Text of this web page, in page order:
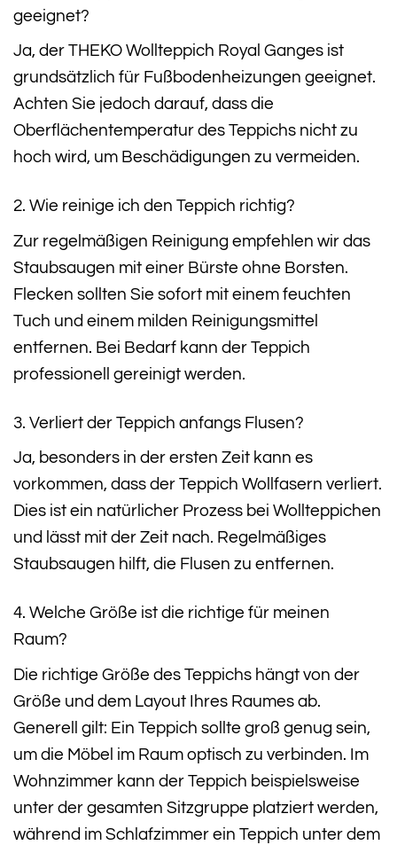
geeignet?
Ja, der THEKO Wollteppich Royal Ganges ist
grundsätzlich für Fußbodenheizungen geeignet.
Achten Sie jedoch darauf, dass die
Oberflächentemperatur des Teppichs nicht zu
hoch wird, um Beschädigungen zu vermeiden.
2. Wie reinige ich den Teppich richtig?
Zur regelmäßigen Reinigung empfehlen wir das
Staubsaugen mit einer Bürste ohne Borsten.
Flecken sollten Sie sofort mit einem feuchten
Tuch und einem milden Reinigungsmittel
entfernen. Bei Bedarf kann der Teppich
professionell gereinigt werden.
3. Verliert der Teppich anfangs Flusen?
Ja, besonders in der ersten Zeit kann es
vorkommen, dass der Teppich Wollfasern verliert.
Dies ist ein natürlicher Prozess bei Wollteppichen
und lässt mit der Zeit nach. Regelmäßiges
Staubsaugen hilft, die Flusen zu entfernen.
4. Welche Größe ist die richtige für meinen
Raum?
Die richtige Größe des Teppichs hängt von der
Größe und dem Layout Ihres Raumes ab.
Generell gilt: Ein Teppich sollte groß genug sein,
um die Möbel im Raum optisch zu verbinden. Im
Wohnzimmer kann der Teppich beispielsweise
unter der gesamten Sitzgruppe platziert werden,
während im Schlafzimmer ein Teppich unter dem